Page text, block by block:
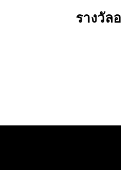
รางวัล